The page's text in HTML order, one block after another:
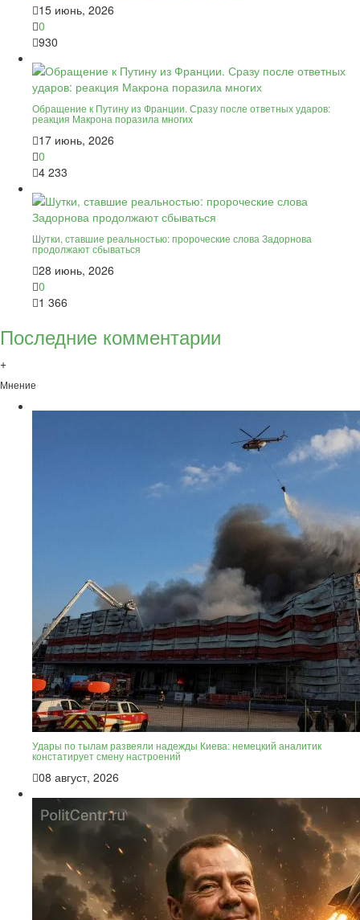
15 июнь, 2026
0
930
Обращение к Путину из Франции. Сразу после ответных ударов:
реакция Макрона поразила многих
17 июнь, 2026
0
4 233
Шутки, ставшие реальностью: пророческие слова Задорнова
продолжают сбываться
28 июнь, 2026
0
1 366
Последние комментарии
+
Мнение
Удары по тылам развеяли надежды Киева: немецкий аналитик
констатирует смену настроений
08 август, 2026